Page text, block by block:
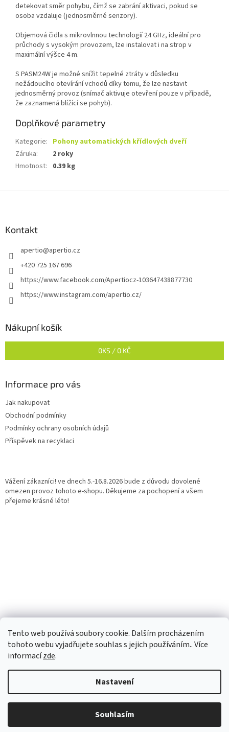
Tento web používá soubory cookie. Dalším procházením
tohoto webu vyjadřujete souhlas s jejich používáním.. Více
informacízde.
Nastavení
Souhlasím
detekovat směr pohybu, čímž se zabrání aktivaci, pokud se
osoba vzdaluje (jednosměrné senzory).
Objemová čidla s mikrovlnnou technologií 24 GHz, ideální pro
průchody s vysokým provozem, lze instalovat i na strop v
maximální výšce 4 m.
S PASM24W je možné snížit tepelné ztráty v důsledku
nežádoucího otevírání vchodů díky tomu, že lze nastavit
jednosměrný provoz (snímač aktivuje otevření pouze v případě,
že zaznamená blížící se pohyb).
Doplňkové parametry
Kategorie: Pohony automatických křídlových dveří
Záruka:
2 roky
Hmotnost: 0.39 kg
Kontakt
apertio@apertio.cz
+420 725 167 696
https://www.facebook.com/Apertiocz-103647438877730
https://www.instagram.com/apertio.cz/
Nákupní košík
0KS / 0 KČ
Informace pro vás
Jak nakupovat
Obchodní podmínky
Podmínky ochrany osobních údajů
Příspěvek na recyklaci
Vážení zákazníci! ve dnech 5.-16.8.2026 bude z důvodu dovolené
omezen provoz tohoto e-shopu. Děkujeme za pochopení a všem
přejeme krásné léto!
Copyright 2026Apertio.cz. Všechna práva vyhrazena.Upravit
nastavení cookies